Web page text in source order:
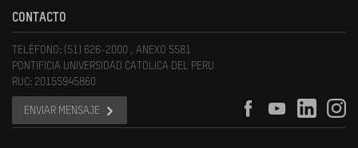
CONTACTO
TELÉFONO: (51) 626-2000 , ANEXO 5581
PONTIFICIA UNIVERSIDAD CATOLICA DEL PERU
RUC: 20155945860
ENVIAR MENSAJE